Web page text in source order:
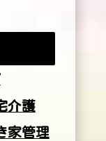
介護
家管理